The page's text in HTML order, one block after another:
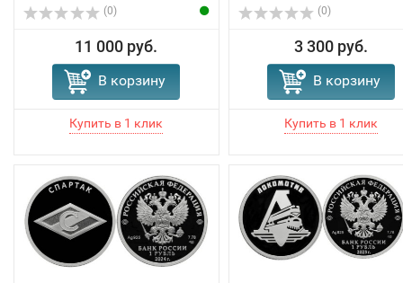
(0)
11 000 руб.
В корзину
(0)
3 300 руб.
В корзину